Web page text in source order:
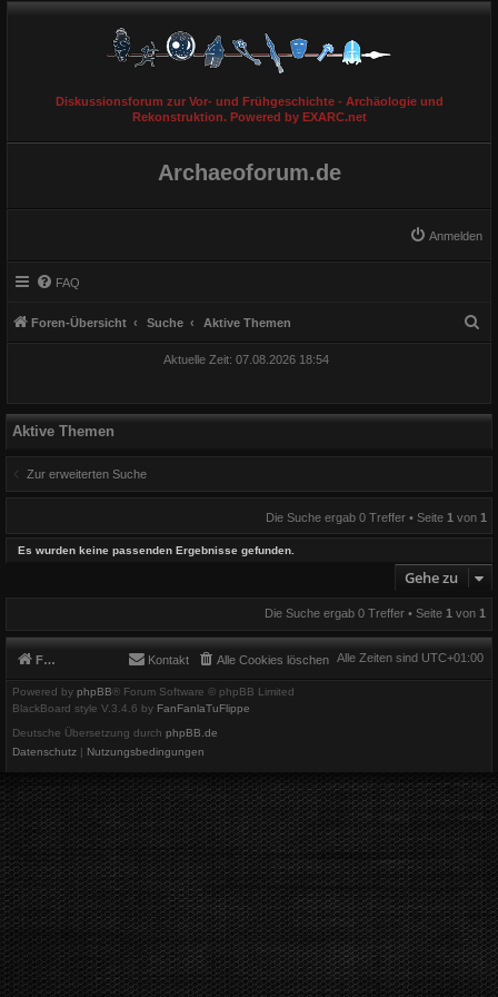
Diskussionsforum zur Vor- und Frühgeschichte - Archäologie und
Rekonstruktion. Powered by EXARC.net
Archaeoforum.de
Anmelden
FAQ
Foren-Übersicht Suche Aktive Themen
Aktuelle Zeit: 07.08.2026 18:54
Aktive Themen
Zur erweiterten Suche
Die Suche ergab 0 Treffer • Seite 1 von 1
Es wurden keine passenden Ergebnisse gefunden.
Gehe zu
Die Suche ergab 0 Treffer • Seite 1 von 1
Foren-Übersicht Alle Zeiten sind UTC+01:00
Alle Cookies löschen
Kontakt
Powered by phpBB® Forum Software © phpBB Limited
BlackBoard style V.3.4.6 by FanFanlaTuFlippe
Deutsche Übersetzung durch phpBB.de
Datenschutz
Nutzungsbedingungen